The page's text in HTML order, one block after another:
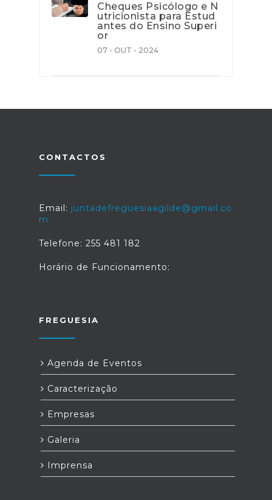
Cheques Psicólogo e N
utricionista para Estud
antes do Ensino Superi
or
07 - OUT - 2024
CONTACTOS
Email: juntadefreguesiaagilde@gmail.co
m
Telefone: 255 481 182
Horário de Funcionamento:
FREGUESIA
Agenda de Eventos
Caracterização
Empresas
Galeria
Imprensa